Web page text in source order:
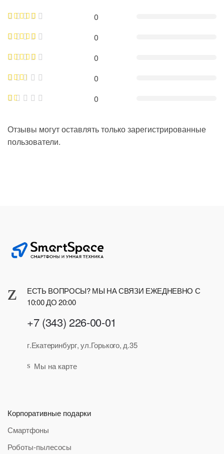
0
0
0
0
0
Отзывы могут оставлять только зарегистрированные
пользователи.
ЕСТЬ ВОПРОСЫ? МЫ НА СВЯЗИ ЕЖЕДНЕВНО С
10:00 ДО 20:00
+7 (343) 226-00-01
г.Екатеринбург, ул.Горького, д.35
Мы на карте
Корпоративные подарки
Смартфоны
Роботы-пылесосы